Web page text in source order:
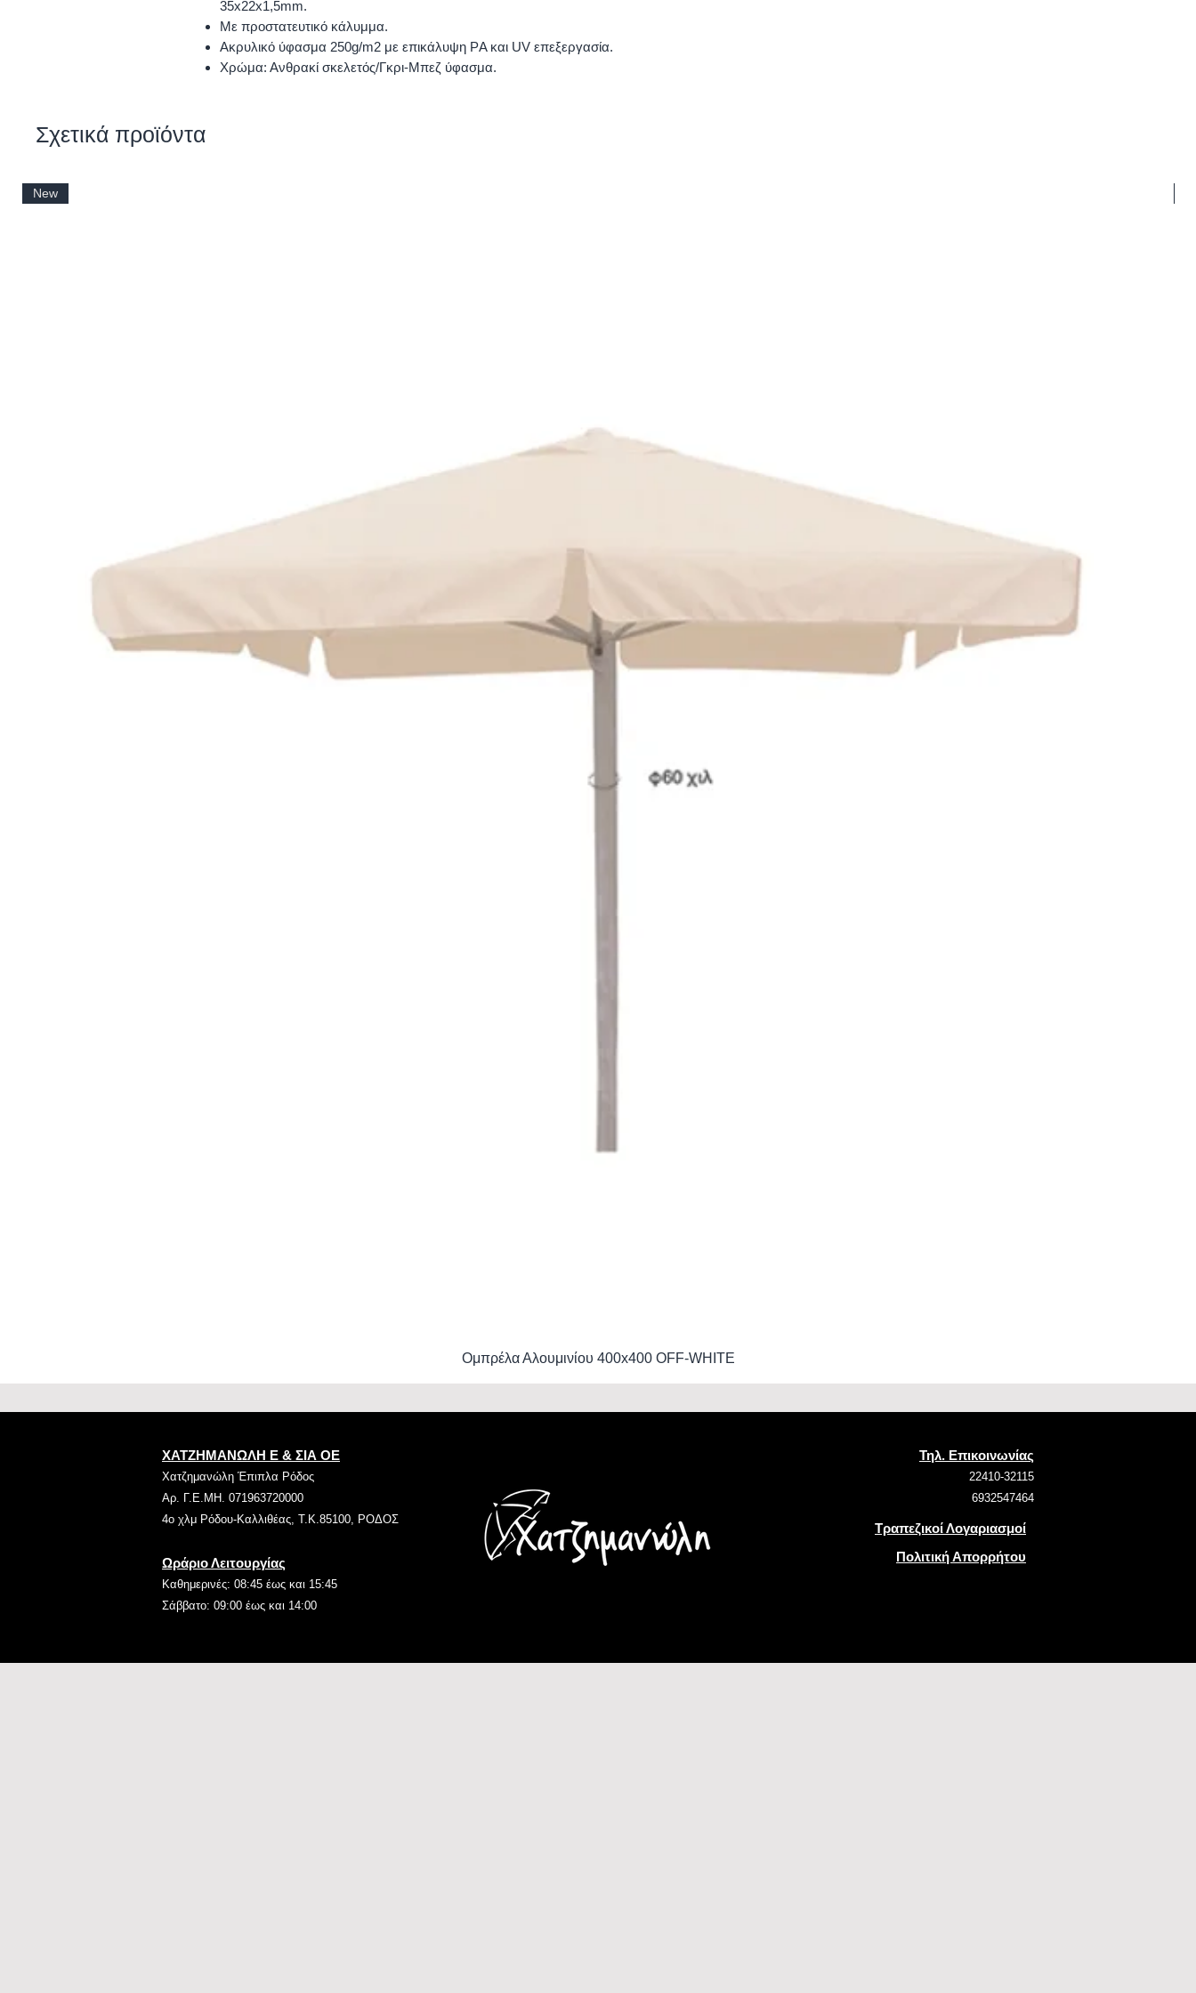
35x22x1,5mm.
Με προστατευτικό κάλυμμα.
Ακρυλικό ύφασμα 250g/m2 με επικάλυψη PΑ και UV επεξεργασία.
Χρώμα: Ανθρακί σκελετός/Γκρι-Μπεζ ύφασμα.
Σχετικά προϊόντα
New
Ομπρέλα Αλουμινίου 400x400 OFF-WHITE
ΧΑΤΖΗΜΑΝΩΛΗ Ε & ΣΙΑ ΟΕ
Χατζημανώλη Έπιπλα Ρόδος
Αρ. Γ.Ε.ΜΗ. 071963720000
4ο χλμ Ρόδου-Καλλιθέας, Τ.Κ.85100, ΡΟΔΟΣ
Ωράριο Λειτουργίας
Καθημερινές: 08:45 έως και 15:45
Σάββατο: 09:00 έως και 14:00
Τηλ. Επικοινωνίας
22410-32115
6932547464
Τραπεζικοί Λογαριασμοί
Πολιτική Απορρήτου